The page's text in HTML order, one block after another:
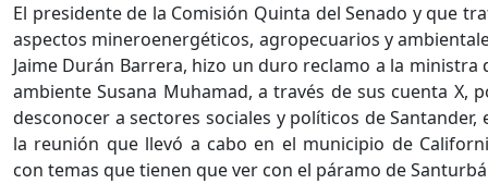
El presidente de la Comisión Quinta del Senado y que
aspectos mineroenergéticos, agropecuarios y
Jaime Durán Barrera, hizo un duro reclamo a la ministra
ambiente Susana Muhamad, a través de sus cuenta X,
desconocer a sectores sociales y políticos de Santander,
la reunión que llevó a cabo en el municipio de
con temas que tienen que ver con el páramo de